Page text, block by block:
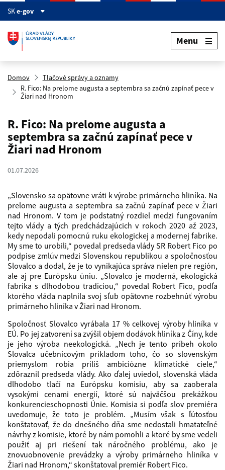
Preskočiť na hlavný obsah
SKe-gov
Menu
Domov
Tlačové správy a oznamy
R. Fico: Na prelome augusta a septembra sa začnú zapínať pece v
Žiari nad Hronom
R. Fico: Na prelome augusta a
septembra sa začnú zapínať pece v
Žiari nad Hronom
01.07.2026
„Slovensko sa opätovne vráti k výrobe primárneho hliníka. Na
prelome augusta a septembra sa začnú zapínať pece v Žiari
nad Hronom. V tom je podstatný rozdiel medzi fungovaním
tejto vlády a tých predchádzajúcich v rokoch 2020 až 2023,
kedy nepodali pomocnú ruku ekologickej a modernej fabrike.
My sme to urobili,“ povedal predseda vlády SR Robert Fico po
podpise zmlúv medzi Slovenskou republikou a spoločnosťou
Slovalco a dodal, že je to vynikajúca správa nielen pre región,
ale aj pre Európsku úniu. „Slovalco je moderná, ekologická
fabrika s dlhodobou tradíciou,“ povedal Robert Fico, podľa
ktorého vláda naplnila svoj sľub opätovne rozbehnúť výrobu
primárneho hliníka v Žiari nad Hronom.
Spoločnosť Slovalco vyrábala 17 % celkovej výroby hliníka v
EÚ. Po jej zatvorení sa zvýšil objem dodávok hliníka z Číny, kde
je jeho výroba neekologická. „Nech je tento príbeh okolo
Slovalca učebnicovým príkladom toho, čo so slovenským
priemyslom robia príliš ambiciózne klimatické ciele,“
zdôraznil predseda vlády. Ako ďalej uviedol, slovenská vláda
dlhodobo tlačí na Európsku komisiu, aby sa zaoberala
vysokými cenami energií, ktoré sú najväčšou prekážkou
konkurencieschopnosti Únie. Komisia si podľa slov premiéra
uvedomuje, že toto je problém. „Musím však s ľútosťou
konštatovať, že do dnešného dňa sme nedostali hmatateľné
návrhy z komisie, ktoré by nám pomohli a ktoré by sme vedeli
použiť aj pri riešení tak náročného problému, ako je
znovuobnovenie prevádzky a výroby primárneho hliníka v
Žiari nad Hronom,“ skonštatoval premiér Robert Fico.